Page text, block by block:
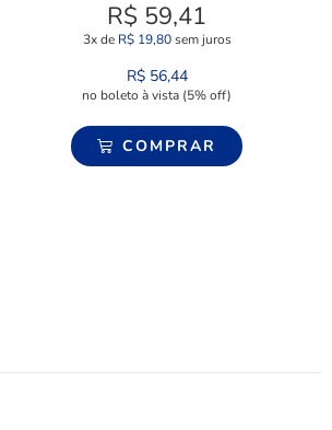
R$ 59,41
3x de R$19,80sem juros
R$56,44
no boleto à vista (5% off)
COMPRAR